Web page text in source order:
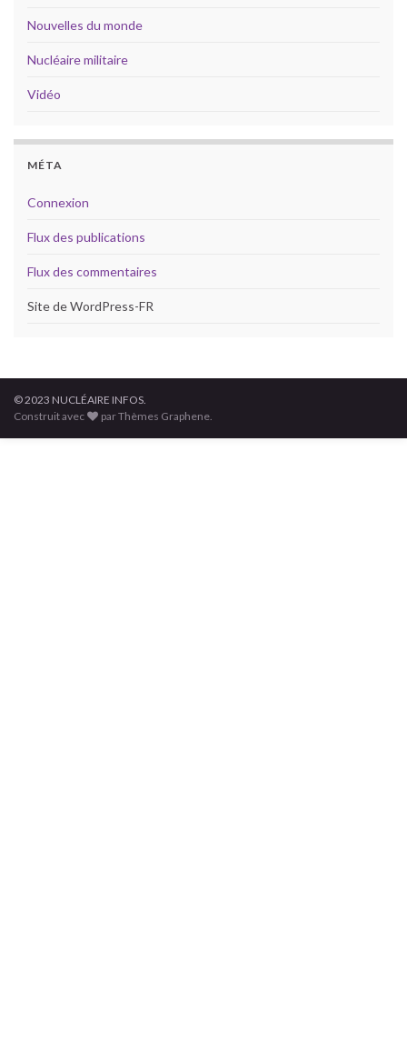
Nouvelles du monde
Nucléaire militaire
Vidéo
MÉTA
Connexion
Flux des publications
Flux des commentaires
Site de WordPress-FR
© 2023 NUCLÉAIRE INFOS.
Construit avec
par Thèmes Graphene.